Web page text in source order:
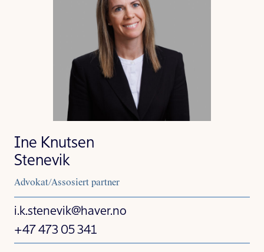
Ine Knutsen
Stenevik
Advokat/Assosiert partner
i.k.stenevik@haver.no
+47 473 05 341